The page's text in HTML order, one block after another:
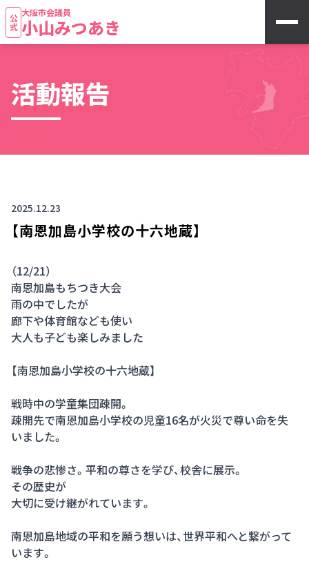
公式
大阪市会議員
小山みつあき
活動報告
2025.12.23
【南恩加島小学校の十六地蔵】
（12/21）
南恩加島もちつき大会
雨の中でしたが
廊下や体育館なども使い
大人も子ども楽しみました
【南恩加島小学校の十六地蔵】
戦時中の学童集団疎開。
疎開先で南恩加島小学校の児童16名が火災で尊い命を失
いました。
戦争の悲惨さ。平和の尊さを学び、校舎に展示。
その歴史が
大切に受け継がれています。
南恩加島地域の平和を願う想いは、世界平和へと繋がって
います。